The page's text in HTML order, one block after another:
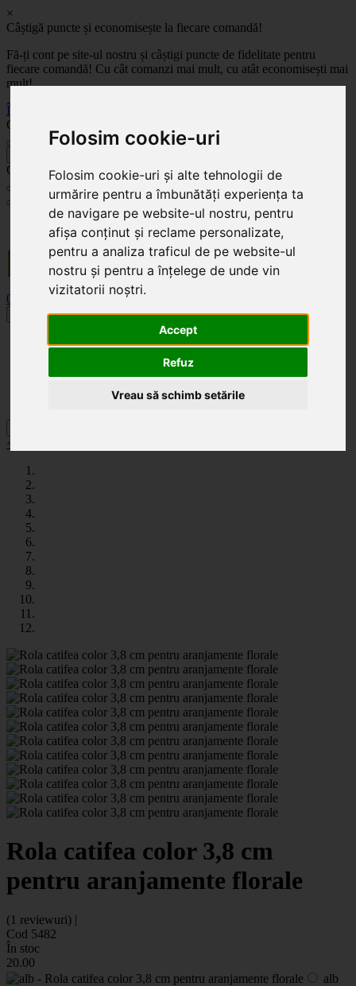
Folosim cookie-uri
Folosim cookie-uri și alte tehnologii de
urmărire pentru a îmbunătăți experiența ta
de navigare pe website-ul nostru, pentru
afișa conținut și reclame personalizate,
pentru a analiza traficul de pe website-ul
nostru și pentru a înțelege de unde vin
vizitatorii noștri.
Accept
Refuz
Vreau să schimb setările
×
Câștigă puncte și economisește la fiecare comandă!
Fă-ți cont pe site-ul nostru și câștigi puncte de fidelitate pentru
fiecare comandă! Cu cât comanzi mai mult, cu atât economisești mai
mult!
Înregistrează-te acum
Celoplast
Celoplast
Transportul este GRATUIT pentru comenzile mai mari de 350 Lei. Comanda minimă în
valoare de 100 Lei. Expediere în 1 - 2 zile lucrătoare.
0
Toggle navigation
Acasă
< înapoi la Panglici si role decorative
Rola catifea color 3,8 cm
pentru aranjamente florale
(1 reviewuri) |
Cod 5482
În stoc
20.00
alb